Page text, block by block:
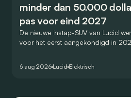
minder dan 50.000
pas voor eind 2027
De nieuwe instap-SUV van Lucid
voor het eerst aangekondigd in
constructeur vervoegen.
6 aug 2026 Lucid Elektrisch